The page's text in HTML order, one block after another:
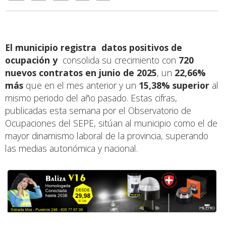
El municipio registra datos positivos de
ocupación y consolida su crecimiento con 720
nuevos contratos en junio de 2025, un 22,66%
más que en el mes anterior y un 15,38% superior al
mismo periodo del año pasado. Estas cifras,
publicadas esta semana por el Observatorio de
Ocupaciones del SEPE, sitúan al municipio como el de
mayor dinamismo laboral de la provincia, superando
las medias autonómica y nacional.